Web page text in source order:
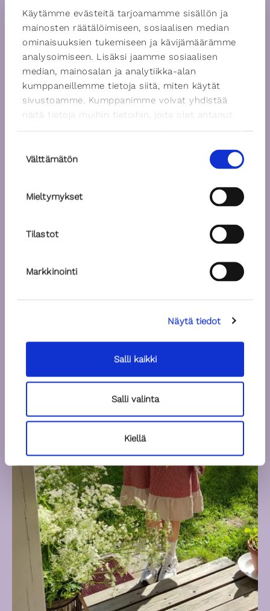
Käytämme evästeitä tarjoamamme sisällön ja
mainosten räätälöimiseen, sosiaalisen median
ominaisuuksien tukemiseen ja kävijämäärämme
analysoimiseen. Lisäksi jaamme sosiaalisen
median, mainosalan ja analytiikka-alan
kumppaneillemme tietoja siitä, miten käytät
sivustoamme. Kumppanimme voivat yhdistää
näitä tietoja muihin tietoihin, joita olet antanut
valinta
Välttämätön
Mieltymykset
Tilastot
Markkinointi
Näytä tiedot
Salli kaikki
Salli valinta
Kiellä